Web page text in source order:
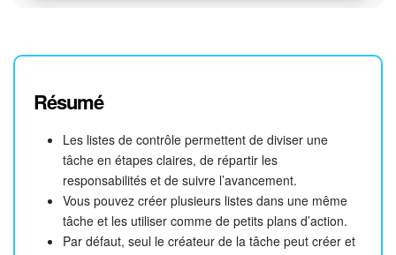
Résumé
Les listes de contrôle permettent de diviser une
tâche en étapes claires, de répartir les
responsabilités et de suivre l’avancement.
Vous pouvez créer plusieurs listes dans une même
tâche et les utiliser comme de petits plans d’action.
Par défaut, seul le créateur de la tâche peut créer et